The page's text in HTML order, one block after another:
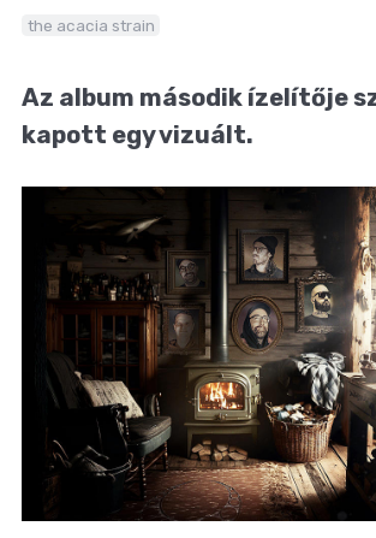
BLOG
the acacia strain
Az album második ízelítője
kapott egy vizuált.